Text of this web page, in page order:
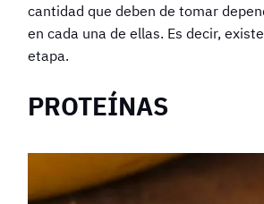
cantidad que deben de tomar
en cada una de ellas. Es decir,
etapa.
PROTEÍNAS